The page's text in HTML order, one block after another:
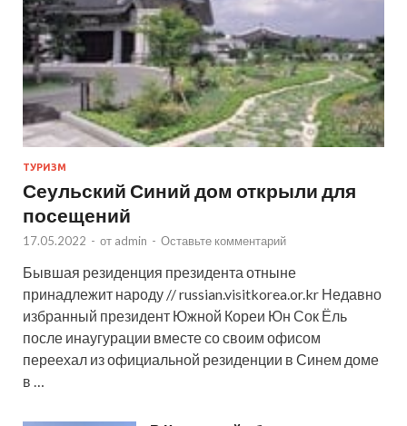
ТУРИЗМ
Сеульский Синий дом открыли для
посещений
17.05.2022 - от admin - Оставьте комментарий
Бывшая резиденция президента отныне
принадлежит народу // russian.visitkorea.or.kr Недавно
избранный президент Южной Кореи Юн Сок Ёль
после инаугурации вместе со своим офисом
переехал из официальной резиденции в Синем доме
в …